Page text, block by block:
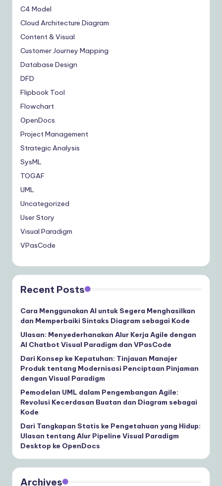
C4 Model
Cloud Architecture Diagram
Content & Visual
Customer Journey Mapping
Database Design
DFD
Flipbook Tool
Flowchart
OpenDocs
Project Management
Strategic Analysis
SysML
TOGAF
UML
Uncategorized
User Story
Visual Paradigm
VPasCode
Recent Posts
Cara Menggunakan AI untuk Segera Menghasilkan
dan Memperbaiki Sintaks Diagram sebagai Kode
Ulasan: Menyederhanakan Alur Kerja Agile dengan
AI Chatbot Visual Paradigm dan VPasCode
Dari Konsep ke Kepatuhan: Tinjauan Manajer
Produk tentang Modernisasi Penciptaan Pinjaman
dengan Visual Paradigm
Pemodelan UML dalam Pengembangan Agile:
Revolusi Kecerdasan Buatan dan Diagram sebagai
Kode
Dari Tangkapan Statis ke Pengetahuan yang Hidup:
Ulasan tentang Alur Pipeline Visual Paradigm
Desktop ke OpenDocs
Archives